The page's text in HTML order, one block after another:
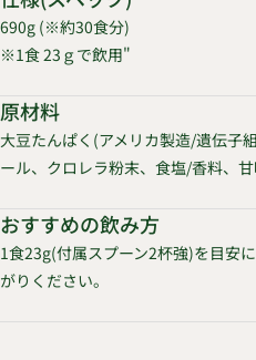
690g (※約30食分)
※1食 23ｇで飲用"
原材料
大豆たんぱく(アメリカ製造/遺伝子
ール、クロレラ粉末、食塩/香料、
おすすめの飲み方
1食23g(付属スプーン2杯強)を目安
がりください。